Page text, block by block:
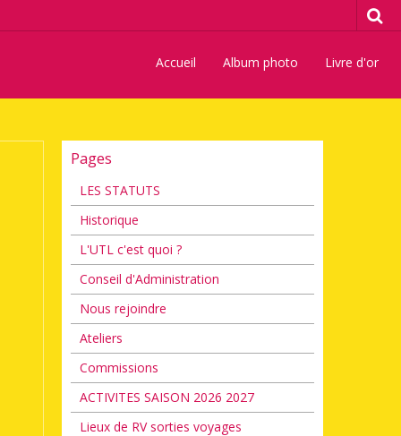
Accueil Album photo Livre d'or
Pages
LES STATUTS
Historique
L'UTL c'est quoi ?
Conseil d'Administration
Nous rejoindre
Ateliers
Commissions
ACTIVITES SAISON 2026 2027
Lieux de RV sorties voyages